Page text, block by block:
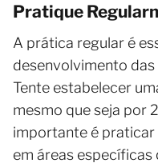
Pratique
A prática regular é
desenvolvimento
Tente estabelecer
mesmo que seja por
importante é
em áreas específicas